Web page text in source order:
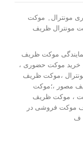
مونترال
موکت
مونترال ظریف
موکت ظریف
موکت حضوری ،
،موکت ظریف
مصور ،؛موکت
، موکت ظریف
موکت فروشی در
ف